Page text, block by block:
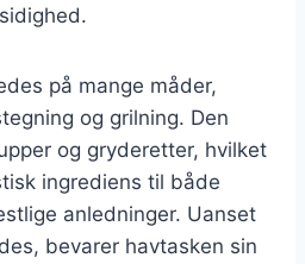
på mange måder,
og grilning. Den
og gryderetter, hvilket
ingrediens til både
anledninger. Uanset
bevarer havtasken sin